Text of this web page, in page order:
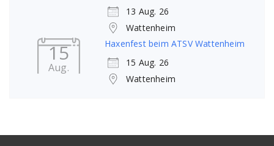
13 Aug. 26
Wattenheim
15
Aug.
Haxenfest beim ATSV Wattenheim
15 Aug. 26
Wattenheim